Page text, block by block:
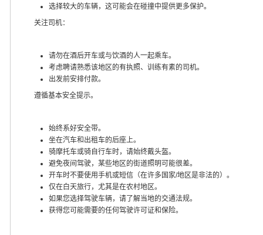
选择较大的车辆，这可能会在碰撞中提供更多保护。
关注司机：
请勿在酒后开车或与饮酒的人一起乘车。
考虑聘请熟悉该地区的有执照、训练有素的司机。
出发前安排付款。
遵循基本安全提示。
始终系好安全带。
坐在汽车和出租车的后座上。
骑摩托车或骑自行车时，请始终戴头盔。
避免夜间驾驶，某些地区的街道照明可能很差。
开车时不要使用手机或短信（在许多国家/地区是非法的）。
仅在白天旅行，尤其是在农村地区。
如果您选择驾驶车辆，请了解当地的交通法规。
获得您可能需要的任何驾驶许可证和保险。